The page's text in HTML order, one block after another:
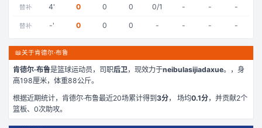
替补 4' 0 0 0 0/1 - - -
替补 -' 0 0 0 - - - -
📖关于肯德尔·布鲁
肯德尔·布鲁是篮球运动员，司职后卫，现效力于neibulasijiadaxue。 ，身
高198厘米，体重88公斤。
根据近期统计， 肯德尔·布鲁最近20场累计得到3分， 场均0.1分，并贡献2个
篮板、 0次助攻。